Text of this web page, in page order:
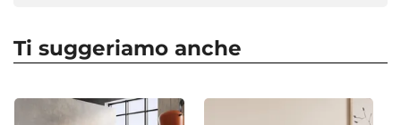
Larghezza
Profondità
Ti suggeriamo anche